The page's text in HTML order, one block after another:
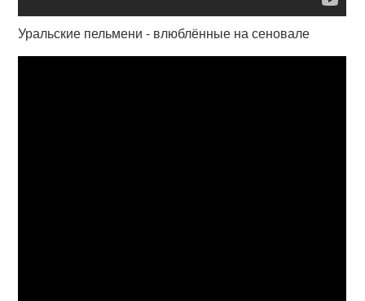
Уральские пельмени - влюблённые на сеновале